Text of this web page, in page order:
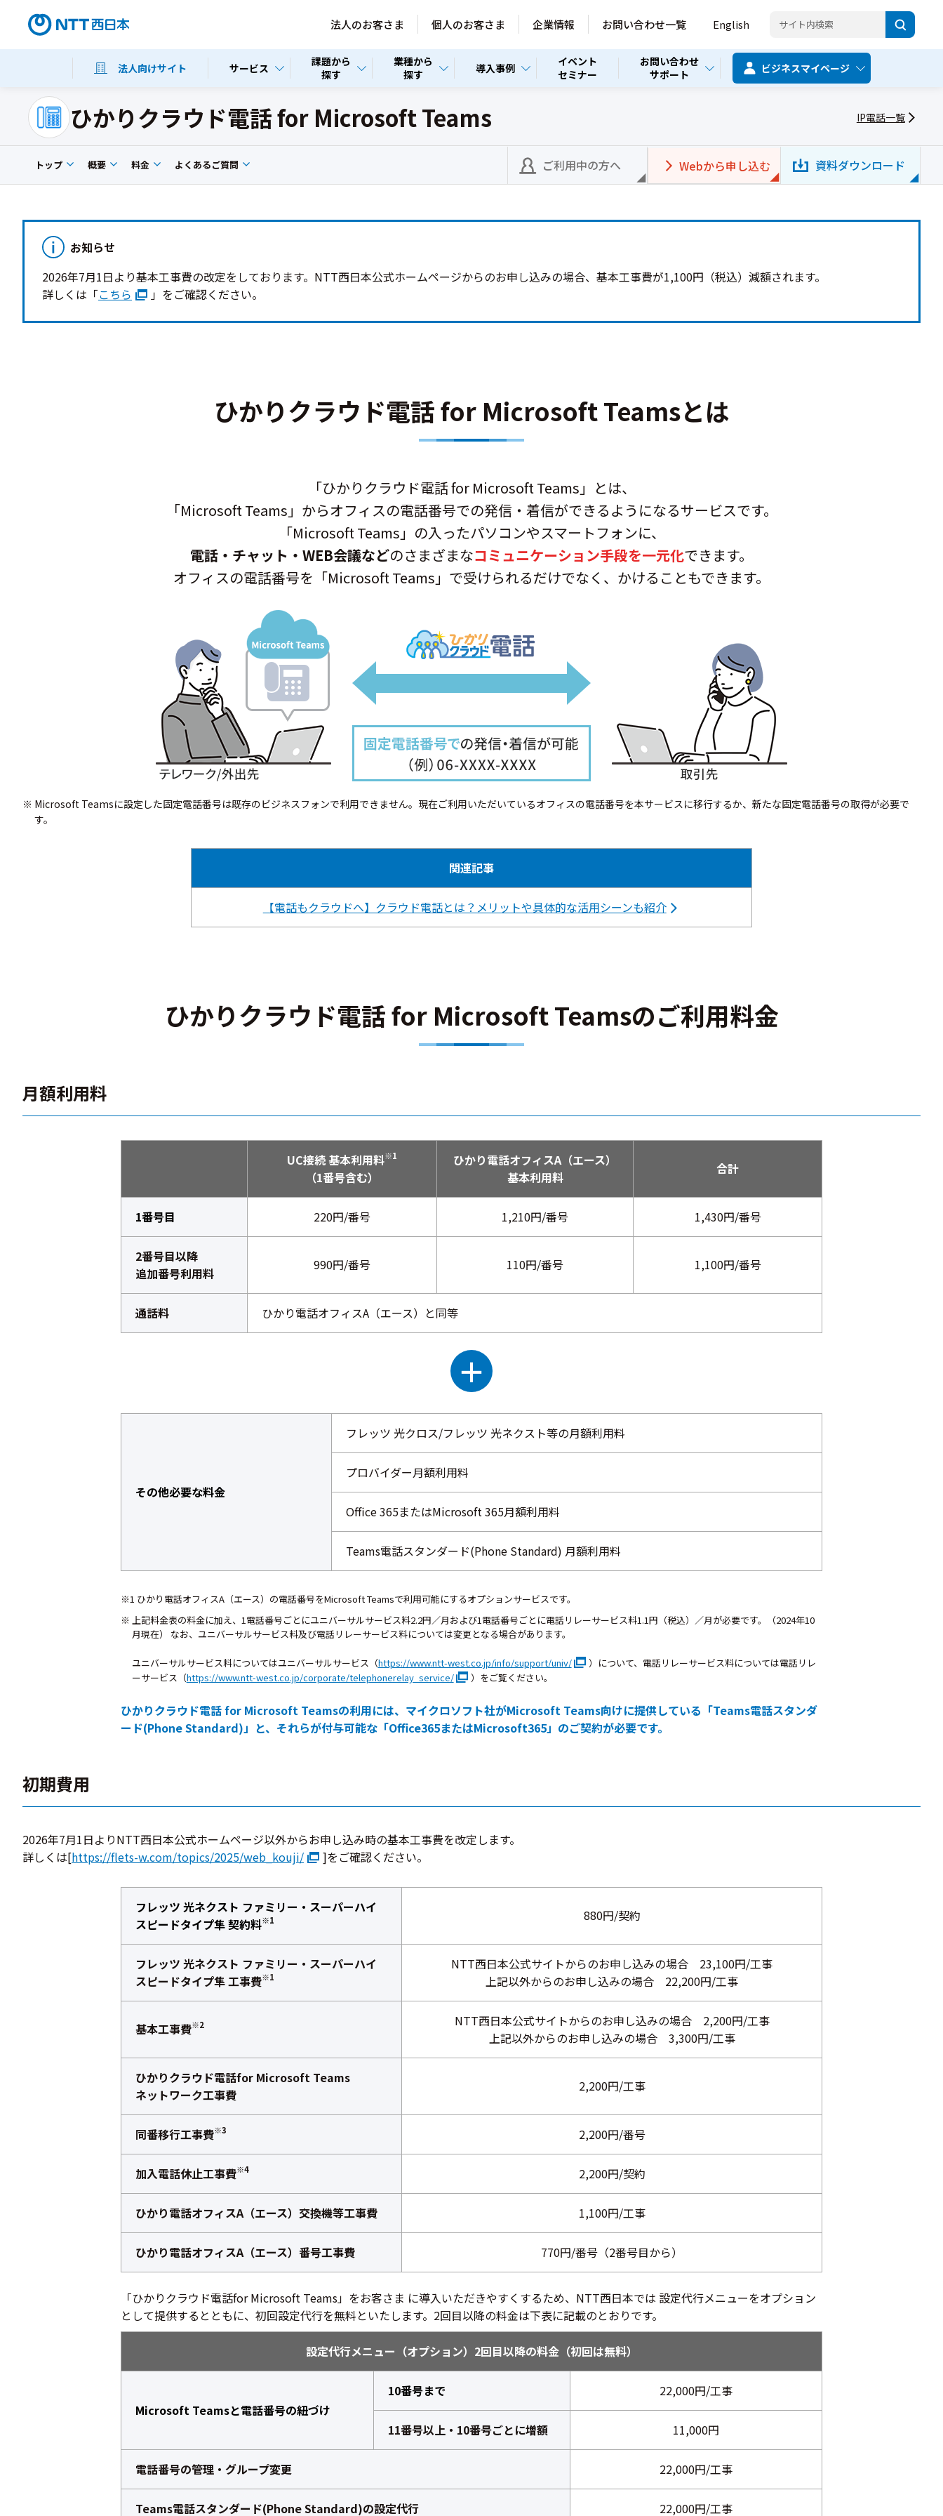
法人のお客さま 個人のお客さま 企業情報 お問い合わせ一覧 English
法人向けサイト サービス
課題から
探す
業種から
探す
導入事例
イベント
セミナー
お問い合わせ
サポート
ビジネスマイページ
ひかりクラウド電話 for Microsoft Teams IP電話一覧
トップ 概要 料金 よくあるご質問 ご利用中の方へ Webから申し込む 資料ダウンロード
お知らせ
2026年7月1日より基本工事費の改定をしております。NTT西日本公式ホームページからのお申し込みの場合、基本工事費が1,100円（税込）減額されます。
詳しくは「こちら 」をご確認ください。
ひかりクラウド電話 for Microsoft Teamsとは
「ひかりクラウド電話 for Microsoft Teams」とは、
「Microsoft Teams」からオフィスの電話番号での発信・着信ができるようになるサービスです。
「Microsoft Teams」の入ったパソコンやスマートフォンに、
電話・チャット・WEB会議などのさまざまなコミュニケーション手段を一元化できます。
オフィスの電話番号を「Microsoft Teams」で受けられるだけでなく、かけることもできます。
Microsoft Teamsに設定した固定電話番号は既存のビジネスフォンで利用できません。現在ご利用いただいているオフィスの電話番号を本サービスに移行するか、新たな固定電話番号の取得が必要で
す。
関連記事
【電話もクラウドへ】クラウド電話とは？メリットや具体的な活用シーンも紹介
ひかりクラウド電話 for Microsoft Teamsのご利用料金
月額利用料
UC接続 基本利用料※1
（1番号含む）
ひかり電話オフィスA（エース）
基本利用料
合計
1番号目 220円/番号 1,210円/番号 1,430円/番号
2番号目以降
追加番号利用料
990円/番号 110円/番号 1,100円/番号
通話料 ひかり電話オフィスA（エース）と同等
＋
その他必要な料金
フレッツ 光クロス/フレッツ 光ネクスト等の月額利用料
プロバイダー月額利用料
Office 365またはMicrosoft 365月額利用料
Teams電話スタンダード(Phone Standard) 月額利用料
※1 ひかり電話オフィスA（エース）の電話番号をMicrosoft Teamsで利用可能にするオプションサービスです。
※ 上記料金表の料金に加え、1電話番号ごとにユニバーサルサービス料2.2円／月および1電話番号ごとに電話リレーサービス料1.1円（税込）／月が必要です。（2024年10
月現在） なお、ユニバーサルサービス料及び電話リレーサービス料については変更となる場合があります。
ユニバーサルサービス料についてはユニバーサルサービス（https://www.ntt-west.co.jp/info/support/univ/
）について、電話リレーサービス料については電話リレ
ーサービス（https://www.ntt-west.co.jp/corporate/telephonerelay_service/ ）をご覧ください。
ひかりクラウド電話 for Microsoft Teamsの利用には、マイクロソフト社がMicrosoft Teams向けに提供している「Teams電話スタンダ
ード(Phone Standard)」と、それらが付与可能な「Office365またはMicrosoft365」のご契約が必要です。
初期費用
2026年7月1日よりNTT西日本公式ホームページ以外からお申し込み時の基本工事費を改定します。
詳しくは[https://flets-w.com/topics/2025/web_kouji/ ]をご確認ください。
フレッツ 光ネクスト ファミリー・スーパーハイ
スピードタイプ隼 契約料※1 880円/契約
フレッツ 光ネクスト ファミリー・スーパーハイ
スピードタイプ隼 工事費※1
NTT西日本公式サイトからのお申し込みの場合 23,100円/工事
上記以外からのお申し込みの場合 22,200円/工事
基本工事費※2
NTT西日本公式サイトからのお申し込みの場合 2,200円/工事
上記以外からのお申し込みの場合 3,300円/工事
ひかりクラウド電話for Microsoft Teams
ネットワーク工事費
2,200円/工事
同番移行工事費※3 2,200円/番号
加入電話休止工事費※4 2,200円/契約
ひかり電話オフィスA（エース）交換機等工事費 1,100円/工事
ひかり電話オフィスA（エース）番号工事費 770円/番号（2番号目から）
「ひかりクラウド電話for Microsoft Teams」をお客さま に導入いただきやすくするため、NTT西日本では 設定代行メニューをオプション
として提供するとともに、初回設定代行を無料といたします。2回目以降の料金は下表に記載のとおりです。
設定代行メニュー（オプション）2回目以降の料金（初回は無料）
Microsoft Teamsと電話番号の紐づけ
10番号まで 22,000円/工事
11番号以上・10番号ごとに増額 11,000円
電話番号の管理・グループ変更 22,000円/工事
Teams電話スタンダード(Phone Standard)の設定代行 22,000円/工事